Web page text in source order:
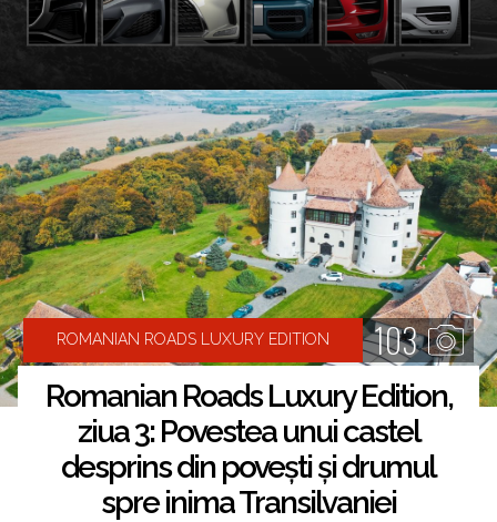
ROMANIAN ROADS LUXURY EDITION 103
Romanian Roads Luxury Edition,
ziua 3: Povestea unui castel
desprins din povești și drumul
spre inima Transilvaniei